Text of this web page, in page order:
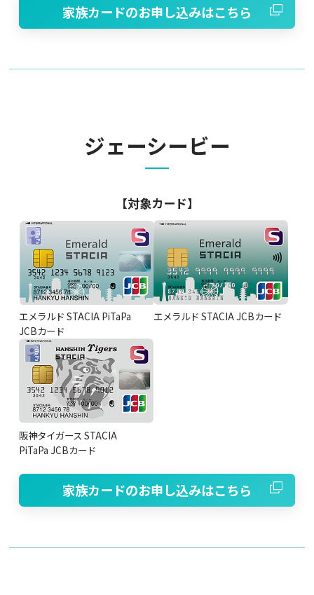
家族カードのお申し込みはこちら
ジェーシービー
【対象カード】
エメラルド STACIA PiTaPa
JCBカード
エメラルド STACIA JCBカード
阪神タイガース STACIA
PiTaPa JCBカード
家族カードのお申し込みはこちら